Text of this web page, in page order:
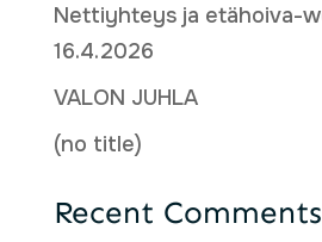
Nettiyhteys ja etähoiva-
16.4.2026
VALON JUHLA
(no title)
Recent Comments